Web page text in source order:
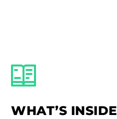
WHAT’S INSIDE